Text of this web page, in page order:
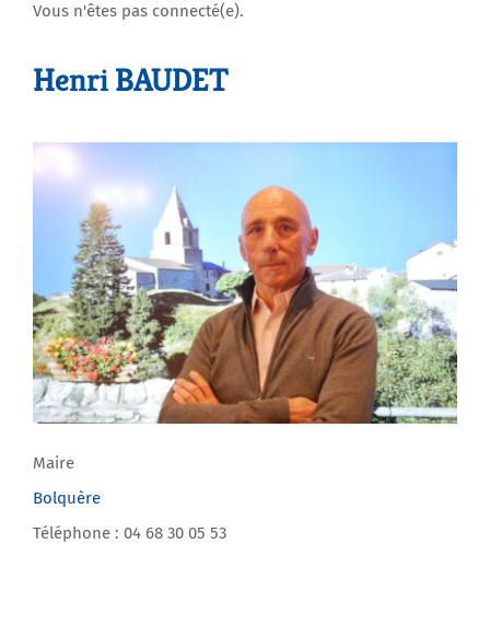
Agenda
Vous n'êtes pas connecté(e).
Henri BAUDET
Maire
Bolquère
Téléphone : 04 68 30 05 53